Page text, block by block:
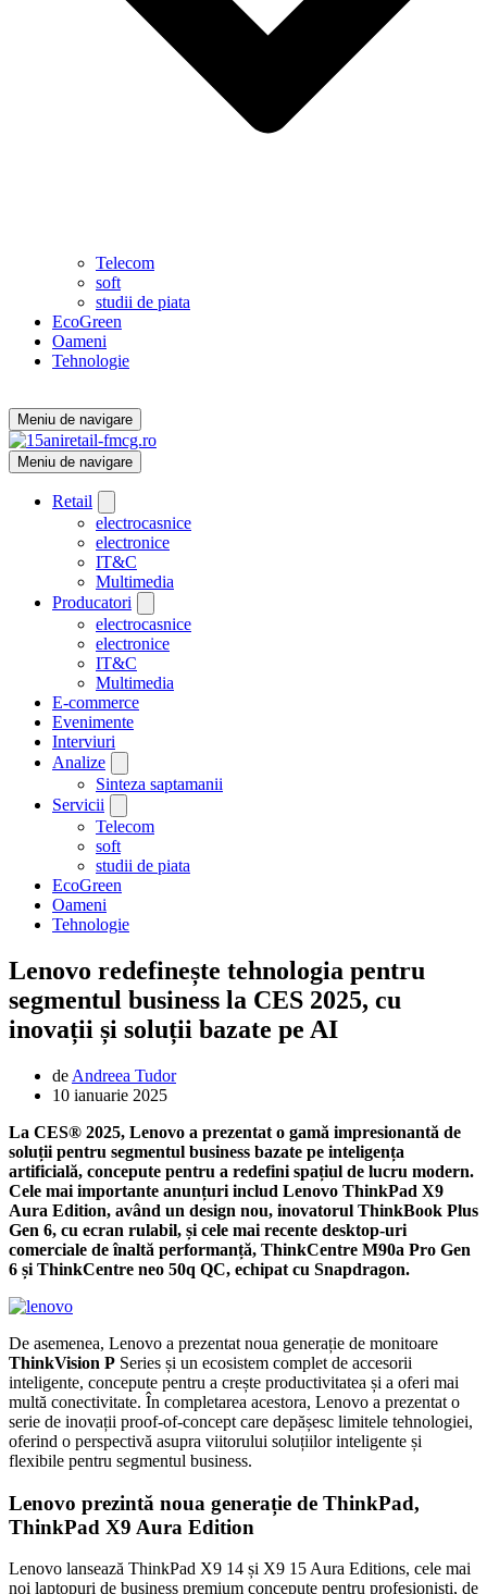
Telecom
soft
studii de piata
EcoGreen
Oameni
Tehnologie
Meniu de navigare
Meniu de navigare
Retail
electrocasnice
electronice
IT&C
Multimedia
Producatori
electrocasnice
electronice
IT&C
Multimedia
E-commerce
Evenimente
Interviuri
Analize
Sinteza saptamanii
Servicii
Telecom
soft
studii de piata
EcoGreen
Oameni
Tehnologie
Lenovo redefinește tehnologia pentru
segmentul business la CES 2025, cu
inovații și soluții bazate pe AI
de Andreea Tudor
10 ianuarie 2025
La CES® 2025, Lenovo a prezentat o gamă impresionantă de
soluții pentru segmentul business bazate pe inteligența
artificială, concepute pentru a redefini spațiul de lucru modern.
Cele mai importante anunțuri includ Lenovo ThinkPad X9
Aura Edition, având un design nou, inovatorul ThinkBook Plus
Gen 6, cu ecran rulabil, și cele mai recente desktop-uri
comerciale de înaltă performanță, ThinkCentre M90a Pro Gen
6 și ThinkCentre neo 50q QC, echipat cu Snapdragon.
De asemenea, Lenovo a prezentat noua generație de monitoare
ThinkVision P Series și un ecosistem complet de accesorii
inteligente, concepute pentru a crește productivitatea și a oferi mai
multă conectivitate. În completarea acestora, Lenovo a prezentat o
serie de inovații proof-of-concept care depășesc limitele tehnologiei,
oferind o perspectivă asupra viitorului soluțiilor inteligente și
flexibile pentru segmentul business.
Lenovo prezintă noua generație de ThinkPad,
ThinkPad X9 Aura Edition
Lenovo lansează ThinkPad X9 14 și X9 15 Aura Editions, cele mai
noi laptopuri de business premium concepute pentru profesioniști, de